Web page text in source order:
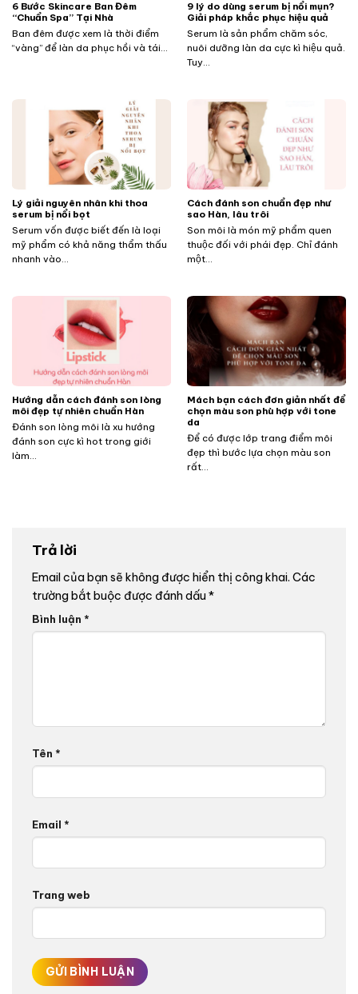
​​​​​​6 Bước Skincare Ban Đêm
“Chuẩn Spa” Tại Nhà
Ban đêm được xem là thời điểm
“vàng” để làn da phục hồi và tái...
9 lý do dùng serum bị nổi mụn?
Giải pháp khắc phục hiệu quả
Serum là sản phẩm chăm sóc,
nuôi dưỡng làn da cực kì hiệu quả.
Tuy...
Lý giải nguyên nhân khi thoa
serum bị nổi bọt
Serum vốn được biết đến là loại
mỹ phẩm có khả năng thẩm thấu
nhanh vào...
Cách đánh son chuẩn đẹp như
sao Hàn, lâu trôi
Son môi là món mỹ phẩm quen
thuộc đối với phái đẹp. Chỉ đánh
một...
Hướng dẫn cách đánh son lòng
môi đẹp tự nhiên chuẩn Hàn
Đánh son lòng môi là xu hướng
đánh son cực kì hot trong giới
làm...
Mách bạn cách đơn giản nhất để
chọn màu son phù hợp với tone
da
Để có được lớp trang điểm môi
đẹp thì bước lựa chọn màu son
rất...
Trả lời
Email của bạn sẽ không được hiển thị công khai. Các
trường bắt buộc được đánh dấu *
Bình luận *
Tên *
Email *
Trang web